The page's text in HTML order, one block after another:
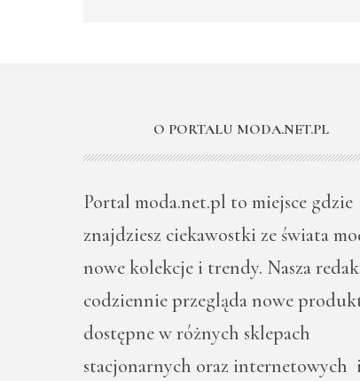
O PORTALU MODA.NET.PL
Portal moda.net.pl to miejsce gdzie
znajdziesz ciekawostki ze świata
nowe kolekcje i trendy. Nasza
codziennie przegląda nowe
dostępne w różnych sklepach
stacjonarnych oraz internetowych i